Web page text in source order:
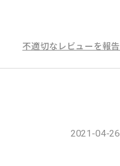
不適切なレビューを報告
2021-04-26